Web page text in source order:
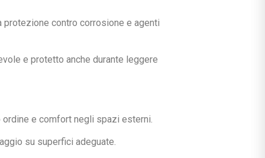
contro corrosione e agenti
e protetto anche durante leggere
ordine e comfort negli spazi esterni.
su superfici adeguate.